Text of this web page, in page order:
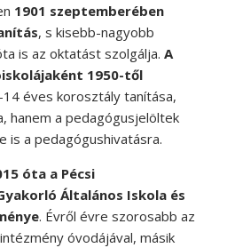
1901 szeptemberében
, s kisebb-nagyobb
is az oktatást szolgálja. A
1950-től
éves korosztály tanítása,
hanem a pedagógusjelöltek
is a pedagógushivatásra.
óta a Pécsi
Általános Iskola és
. Évről évre szorosabb az
óvodájával, másik